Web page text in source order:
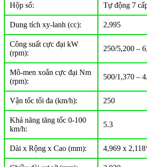
Hộp số: Tự động 7
Dung tích xy-lanh (cc): 2,995
Công suất cực đại kW
(rpm):
250/5,200 –
Mô-men xoắn cực đại Nm
(rpm):
500/1,370 –
Vận tốc tối đa (km/h): 250
Khả năng tăng tốc 0-100
km/h:
5.3
Dài x Rộng x Cao (mm): 4,969 x